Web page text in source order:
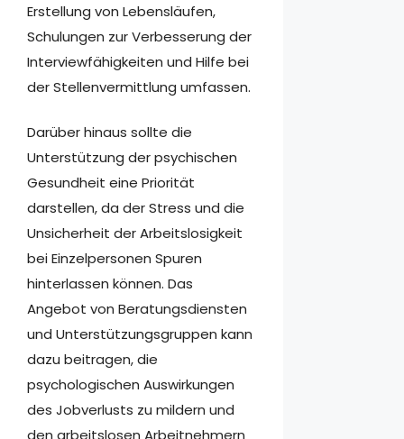
Erstellung von Lebensläufen,
Schulungen zur Verbesserung der
Interviewfähigkeiten und Hilfe bei
der Stellenvermittlung umfassen.
Darüber hinaus sollte die
Unterstützung der psychischen
Gesundheit eine Priorität
darstellen, da der Stress und die
Unsicherheit der Arbeitslosigkeit
bei Einzelpersonen Spuren
hinterlassen können. Das
Angebot von Beratungsdiensten
und Unterstützungsgruppen kann
dazu beitragen, die
psychologischen Auswirkungen
des Jobverlusts zu mildern und
den arbeitslosen Arbeitnehmern